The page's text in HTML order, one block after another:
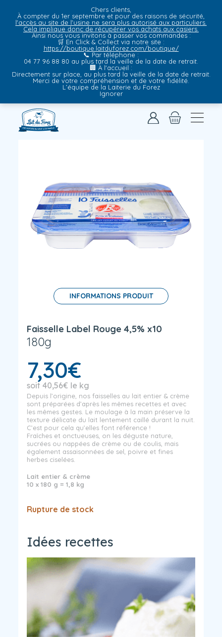
Chers clients,
À compter du 1er septembre et pour des raisons de sécurité,
l'accès au site de l'usine ne sera plus autorisé aux particuliers.
Cela implique donc de récupérer vos achats aux casiers.
Ainsi nous vous invitons à passer vos commandes :
🛒 En Click & Collect via notre site :
https://boutique.laitduforez.com/boutique/
📞 Par téléphone :
04 77 96 88 80 au plus tard la veille de la date de retrait.
🏢 À l'accueil :
Directement sur place, au plus tard la veille de la date de retrait.
Merci de votre compréhension et de votre fidélité.
L’équipe de la Laiterie du Forez
Ignorer
INFORMATIONS PRODUIT
Faisselle Label Rouge 4,5% x10
180g
7,30€
soit 40,56€ le kg
Depuis l’origine, nos faisselles au lait entier & crème
sont préparées d’après les mêmes recettes et avec
les mêmes gestes. Le moulage à la main préserve la
texture délicate du lait lentement caillé durant la nuit.
C’est pour cela qu’elles font référence !
Fraîches et onctueuses, on les déguste nature,
sucrées ou nappées de crème ou de coulis, mais
également assaisonnées de sel, poivre et fines
herbes ciselées.
Lait entier & crème
10 x 180 g = 1,8 kg
Rupture de stock
Idées recettes